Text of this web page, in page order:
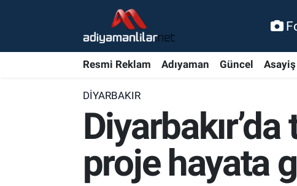
Resmi Reklam Adıyaman Güncel Asayiş
DIYARBAKIR
proje hayata
Bölge Haberleri
Nöbetçi Eczaneler
Adiyaman Namaz Vakitleri
Trafik Durumu
Süper Lig Puan Durumu ve Fikstür